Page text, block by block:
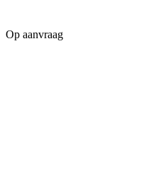
Op aanvraag